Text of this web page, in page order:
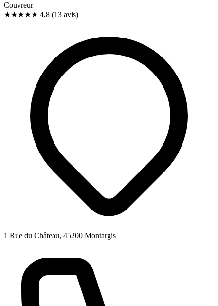
Couvreur
★★★★★ 4,8 (13 avis)
1 Rue du Château, 45200 Montargis